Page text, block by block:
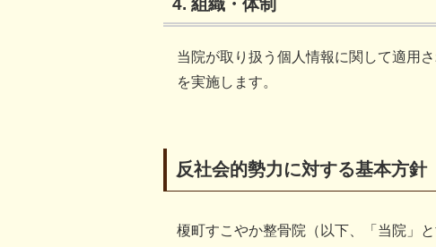
4. 組織・体制
当院が取り扱う個人情報に関して適用
を実施します。
反社会的勢力に対する基本方針
榎町すこやか整骨院（以下、「当院」